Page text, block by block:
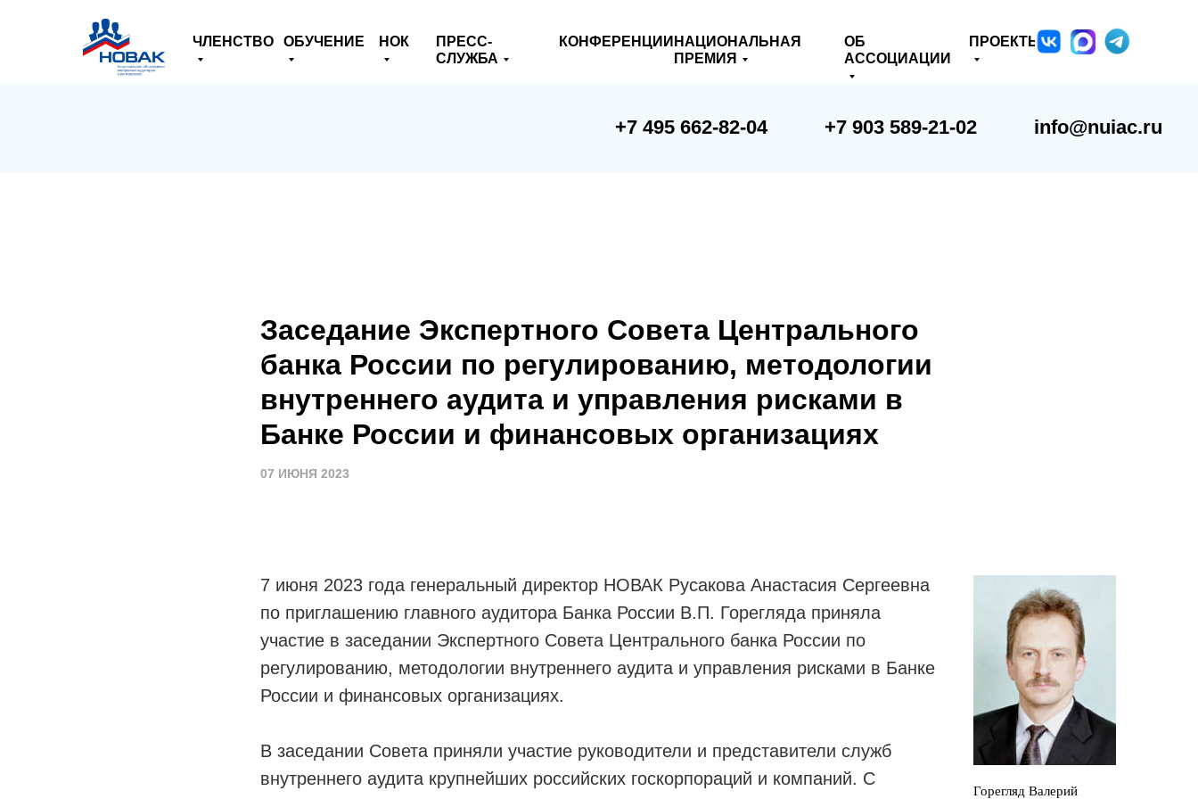
ОБ
АССОЦИАЦИИ
НАЦИОНАЛЬНАЯ
ПРЕМИЯ
ОБУЧЕНИЕ НОК
ПРЕСС-
СЛУЖБА
КОНФЕРЕНЦИИ
ЧЛЕНСТВО ПРОЕКТЫ
+7 495 662-82-04 +7 903 589-21-02 info@nuiac.ru
Заседание Экспертного Совета Центрального
банка России по регулированию, методологии
внутреннего аудита и управления рисками в
Банке России и финансовых организациях
07 ИЮНЯ 2023
7 июня 2023 года генеральный директор НОВАК Русакова Анастасия Сергеевна
по приглашению главного аудитора Банка России В.П. Горегляда приняла
участие в заседании Экспертного Совета Центрального банка России по
регулированию, методологии внутреннего аудита и управления рисками в Банке
России и финансовых организациях.
В заседании Совета приняли участие руководители и представители служб
внутреннего аудита крупнейших российских госкорпораций и компаний. С
Горегляд Валерий